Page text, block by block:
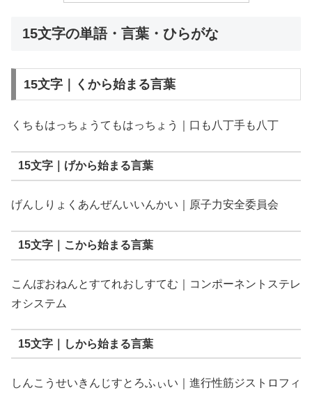
15文字の単語・言葉・ひらがな
15文字｜くから始まる言葉
くちもはっちょうてもはっちょう｜口も八丁手も八丁
15文字｜げから始まる言葉
げんしりょくあんぜんいいんかい｜原子力安全委員会
15文字｜こから始まる言葉
こんぽおねんとすてれおしすてむ｜コンポーネントステレ
オシステム
15文字｜しから始まる言葉
しんこうせいきんじすとろふぃい｜進行性筋ジストロフィ